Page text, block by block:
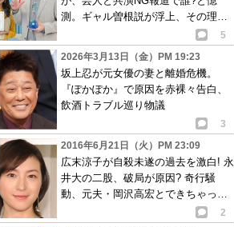
測。ギャル曽根説が浮上、その理由
5
2026年3月13日（金）PM 19:23
坂上忍が元女優の妻と離婚危機。
『ぽかぽか』で原因を赤裸々告白、
飲酒トラブル巡り物議
3
2016年6月21日（火）PM 23:09
広末涼子が自殺未遂の過去を激白! 永
井大の二股、破局が原因? 奇行騒
動、元夫・岡沢高宏とできちゃった
2